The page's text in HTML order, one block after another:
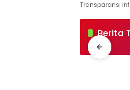
Transparansi
BINKAS
Berita